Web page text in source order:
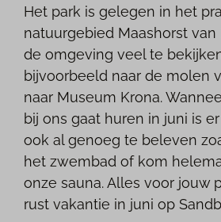
Het park is gelegen in het
natuurgebied Maashorst van
de omgeving veel te
bijvoorbeeld naar de molen
naar Museum Krona.
bij ons gaat huren in juni is
ook al genoeg te beleven
het zwembad of kom
onze sauna. Alles voor jouw
rust vakantie in juni op